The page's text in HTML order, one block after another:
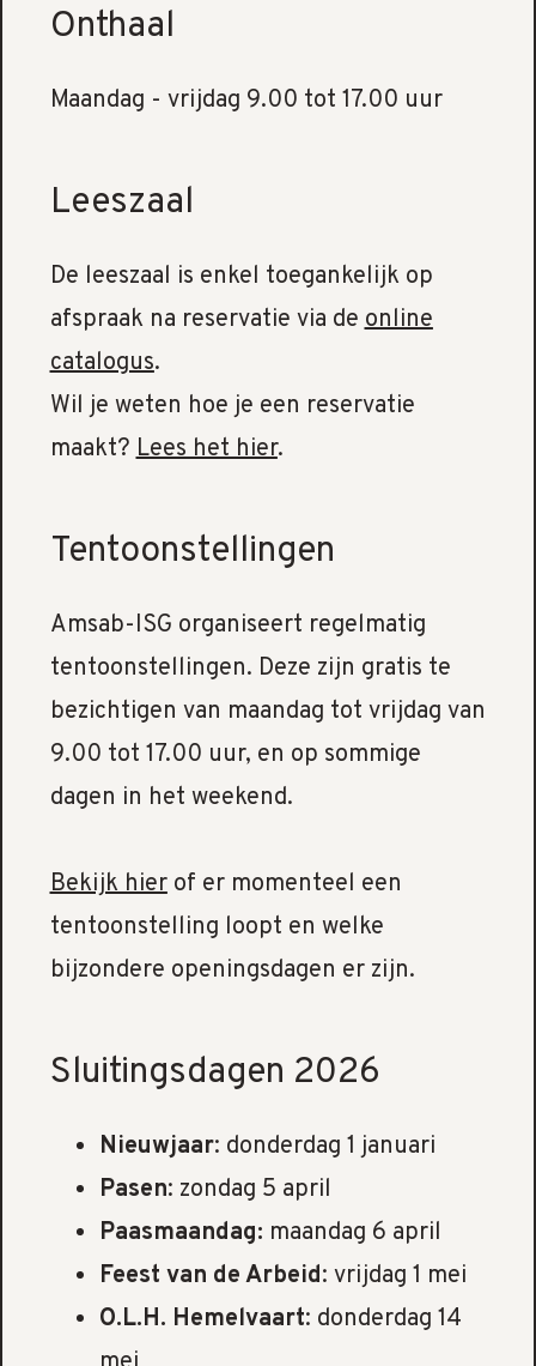
Onthaal
Maandag - vrijdag 9.00 tot 17.00 uur
Leeszaal
De leeszaal is enkel toegankelijk op
afspraak na reservatie via deonline
catalogus.
Wil je weten hoe je een reservatie
maakt?Lees het hier.
Tentoonstellingen
Amsab-ISG organiseert regelmatig
tentoonstellingen. Deze zijn gratis te
bezichtigen van maandag tot vrijdag van
9.00 tot 17.00 uur, en op sommige
dagen in het weekend.
Bekijk hierof er momenteel een
tentoonstelling loopt en welke
bijzondere openingsdagen er zijn.
Sluitingsdagen 2026
Nieuwjaar: donderdag 1 januari
Pasen: zondag 5 april
Paasmaandag: maandag 6 april
Feest van de Arbeid: vrijdag 1 mei
O.L.H. Hemelvaart: donderdag 14